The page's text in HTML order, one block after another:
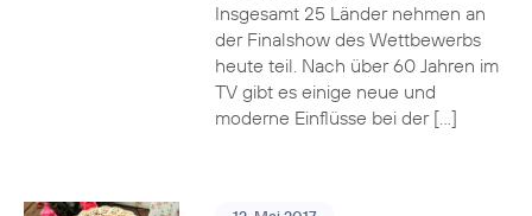
Insgesamt 25 Länder nehmen an
der Finalshow des Wettbewerbs
heute teil. Nach über 60 Jahren im
TV gibt es einige neue und
moderne Einflüsse bei der […]